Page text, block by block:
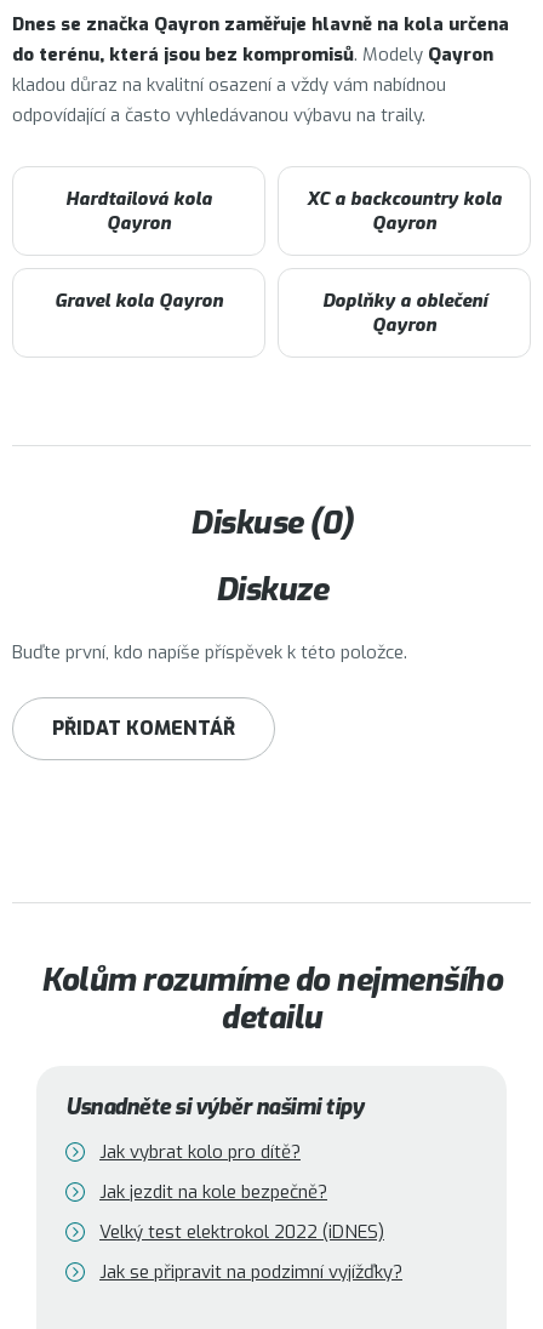
Dnes se značka Qayron zaměřuje hlavně na kola určena
do terénu, která jsou bez kompromisů. Modely Qayron
kladou důraz na kvalitní osazení a vždy vám nabídnou
odpovídající a často vyhledávanou výbavu na traily.
Hardtailová kola
Qayron
XC a backcountry kola
Qayron
Gravel kola Qayron
Doplňky a oblečení
Qayron
Diskuse (0)
Diskuze
Buďte první, kdo napíše příspěvek k této položce.
PŘIDAT KOMENTÁŘ
Kolům rozumíme do nejmenšího
detailu
Usnadněte si výběr našimi tipy
Jak vybrat kolo pro dítě?
Jak jezdit na kole bezpečně?
Velký test elektrokol 2022 (iDNES)
Jak se připravit na podzimní vyjížďky?